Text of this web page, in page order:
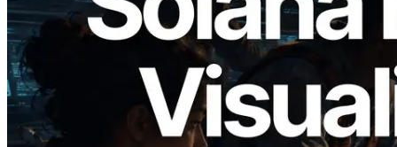
2026.05.24
Validators Solutions lança Solana Block
Analyzer — Visualizando o tempo de
produção de bloco por slot e o validador
responsável